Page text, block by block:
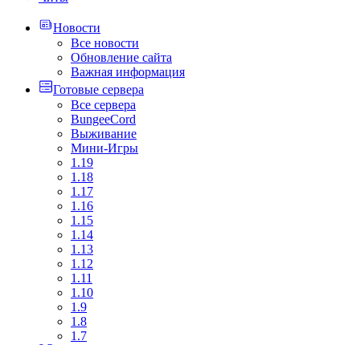
Новости
Все новости
Обновление сайта
Важная информация
Готовые сервера
Все сервера
BungeeCord
Выживание
Мини-Игры
1.19
1.18
1.17
1.16
1.15
1.14
1.13
1.12
1.11
1.10
1.9
1.8
1.7